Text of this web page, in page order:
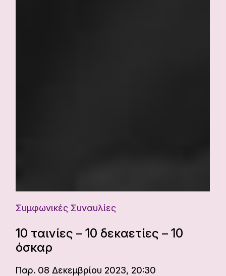
Συμφωνικές Συναυλίες
10 ταινίες – 10 δεκαετίες – 10
όσκαρ
Παρ. 08 Δεκεμβρίου 2023, 20:30